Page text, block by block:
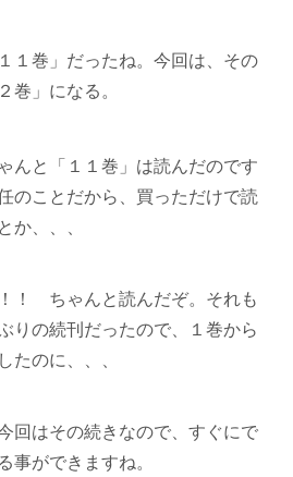
１巻」だったね。今回は、その
巻」になる。
んと「１１巻」は読んだのです
ことだから、買っただけで読
か、、、
！ ちゃんと読んだぞ。それも
りの続刊だったので、１巻から
たのに、、、
回はその続きなので、すぐにで
事ができますね。